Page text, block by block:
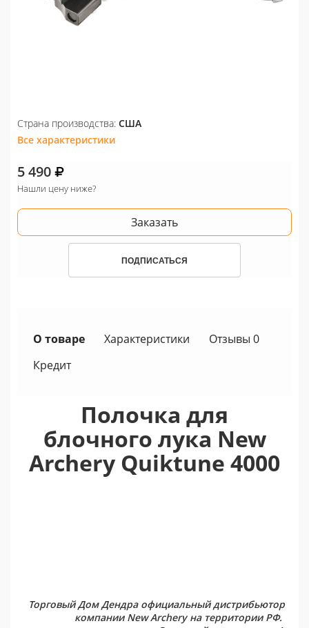
Страна производства: США
Все характеристики
5 490
Нашли цену ниже?
Заказать
ПОДПИСАТЬСЯ
О товаре Характеристики
Отзывы 0
Кредит
Полочка для
блочного лука New
Archery Quiktune 4000
Торговый Дом Дендра официальный дистрибьютор
компании New Archery на территории РФ.